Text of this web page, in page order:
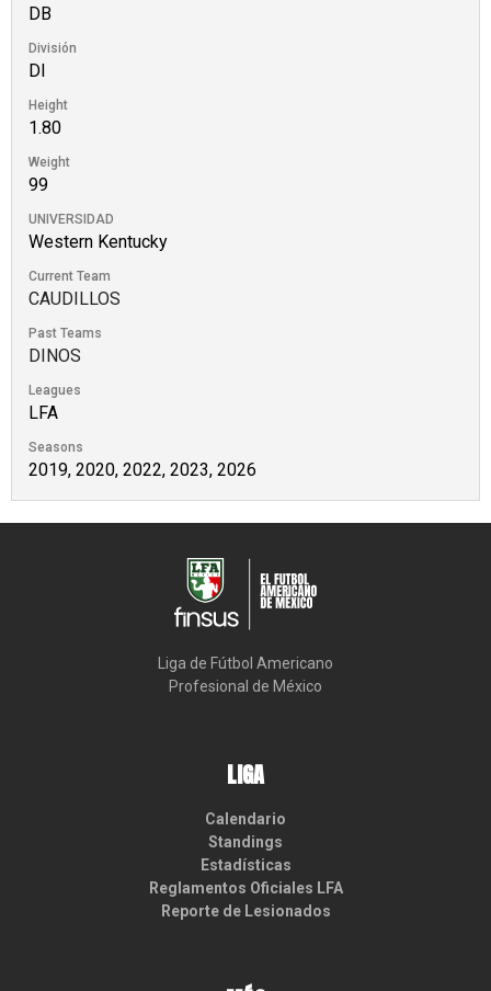
DB
División
DI
Height
1.80
Weight
99
UNIVERSIDAD
Western Kentucky
Current Team
CAUDILLOS
Past Teams
DINOS
Leagues
LFA
Seasons
2019, 2020, 2022, 2023, 2026
Liga de Fútbol Americano
Profesional de México
LIGA
Calendario
Standings
Estadísticas
Reglamentos Oficiales LFA
Reporte de Lesionados